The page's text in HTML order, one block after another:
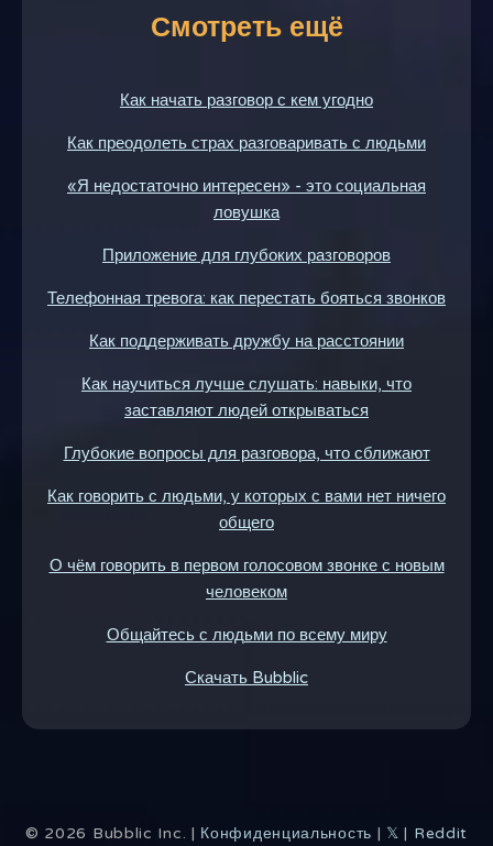
Смотреть ещё
Как начать разговор с кем угодно
Как преодолеть страх разговаривать с людьми
«Я недостаточно интересен» - это социальная
ловушка
Приложение для глубоких разговоров
Телефонная тревога: как перестать бояться звонков
Как поддерживать дружбу на расстоянии
Как научиться лучше слушать: навыки, что
заставляют людей открываться
Глубокие вопросы для разговора, что сближают
Как говорить с людьми, у которых с вами нет ничего
общего
О чём говорить в первом голосовом звонке с новым
человеком
Общайтесь с людьми по всему миру
Скачать Bubblic
© 2026 Bubblic Inc. | Конфиденциальность | 𝕏 | Reddit